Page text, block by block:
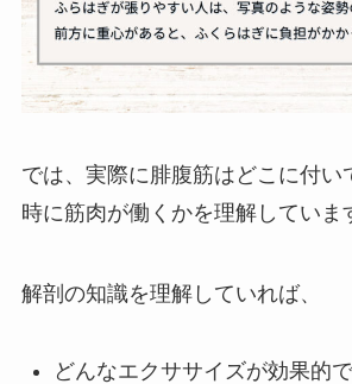
では、実際に腓腹筋はどこに付い
時に筋肉が働くかを理解していま
解剖の知識を理解していれば、
どんなエクササイズが効果的で